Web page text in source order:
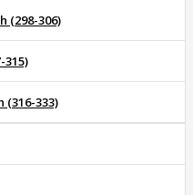
(298-306)
315)
333)